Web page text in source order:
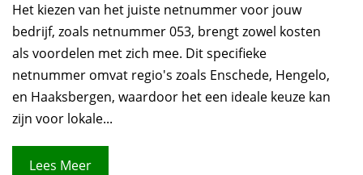
Het kiezen van het juiste netnummer voor jouw
bedrijf, zoals netnummer 053, brengt zowel kosten
als voordelen met zich mee. Dit specifieke
netnummer omvat regio's zoals Enschede, Hengelo,
en Haaksbergen, waardoor het een ideale keuze kan
zijn voor lokale...
Lees Meer